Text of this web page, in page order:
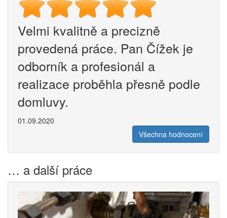
Velmi kvalitně a precizně
provedená práce. Pan Čížek je
odborník a profesionál a
realizace proběhla přesně podle
domluvy.
01.09.2020
Všechna hodnocení
… a další práce